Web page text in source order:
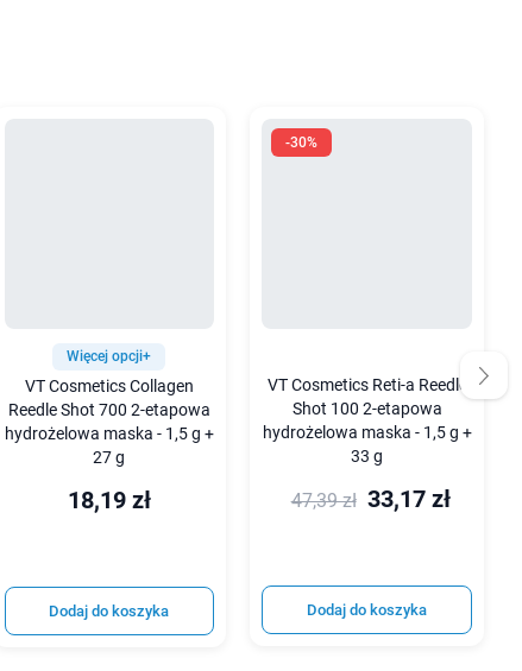
Więcej opcji+
VT Cosmetics Collagen
Reedle Shot 700 2-etapowa
hydrożelowa maska - 1,5 g +
27 g
18,19 zł
Dodaj do koszyka
-30%
VT Cosmetics Reti-a Reedle
Shot 100 2-etapowa
hydrożelowa maska - 1,5 g +
33 g
47,39 zł 33,17 zł
Dodaj do koszyka